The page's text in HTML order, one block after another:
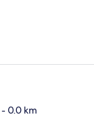
- 0.0 km